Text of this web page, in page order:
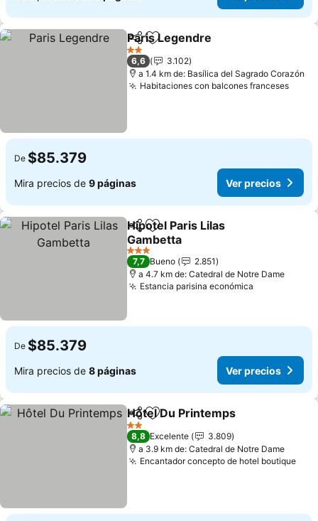
CompartirAgregar a favoritos
Paris Legendre
2 Estrellas
6,6
3.102
a 1.4 km de: Basílica del Sagrado Corazón
Habitaciones con balcones franceses
De $85.379
Mira precios de 9 páginas Ver precios
CompartirAgregar a favoritos
Hipotel Paris Lilas
Gambetta
3 Estrellas
7,7 Bueno
2.851
a 4.7 km de: Catedral de Notre Dame
Estancia parisina económica
De $85.379
Mira precios de 8 páginas Ver precios
CompartirAgregar a favoritos
Hôtel Du Printemps
2 Estrellas
8,8 Excelente
3.809
a 3.9 km de: Catedral de Notre Dame
Encantador concepto de hotel boutique